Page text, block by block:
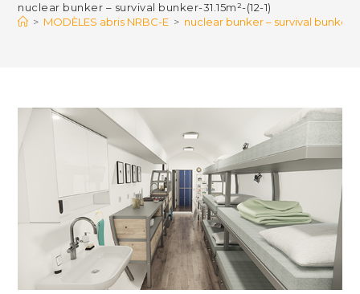
nuclear bunker – survival bunker-31.15m²-(12-1)
> MODÈLES abris NRBC-E > nuclear bunker – survival bunker-